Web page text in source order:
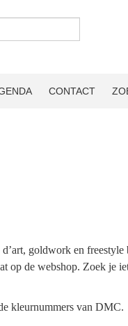
CONTACT
goldwork en freestyle
op de webshop. Zoek je
kleurnummers van DMC.